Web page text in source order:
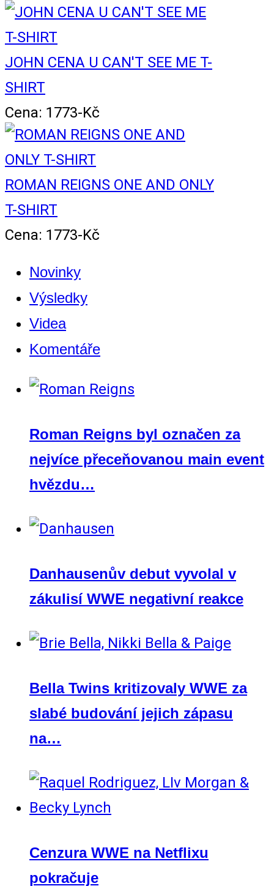
JOHN CENA U CAN'T SEE ME T-
SHIRT
Cena: 1773-Kč
ROMAN REIGNS ONE AND ONLY
T-SHIRT
Cena: 1773-Kč
Novinky
Výsledky
Videa
Komentáře
Roman Reigns byl označen za
nejvíce přeceňovanou main event
hvězdu…
Danhausenův debut vyvolal v
zákulisí WWE negativní reakce
Bella Twins kritizovaly WWE za
slabé budování jejich zápasu
na…
Cenzura WWE na Netflixu
pokračuje